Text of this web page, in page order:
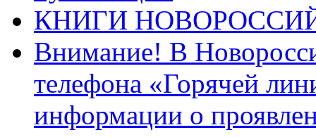
КНИГИ
Внимание! В
телефона «Горячей
информации о